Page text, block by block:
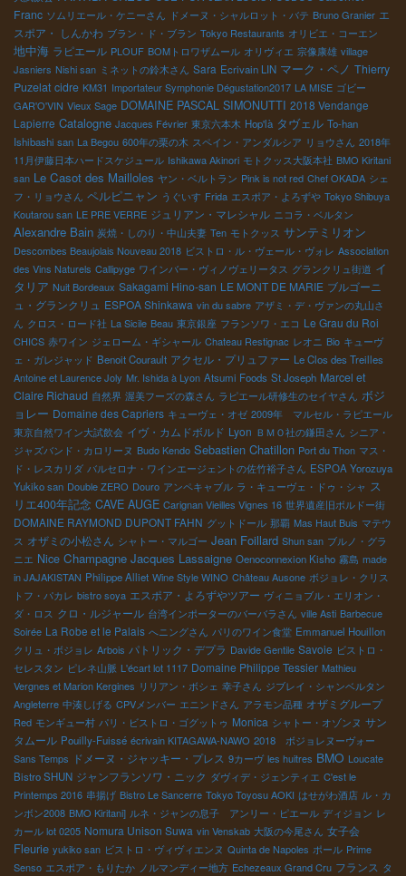
Franc ソムリエール・ケニーさん ドメーヌ・シャルロット・バテ Bruno Granier エ
スポア・ しんかわ ブラン・ド・ブラン Tokyo Restaurants オリビエ・コーエン
地中海 ラピエール PLOUF BOMトロワザムール オリヴィエ 宗像康雄 village
Jasniers Nishi san ミネットの鈴木さん Sara Ecrivain LIN マーク・ペノ Thierry
Puzelat cidre KM31 Importateur Symphonie Dégustation2017 LA MISE ゴビー
GAR'O'VIN Vieux Sage DOMAINE PASCAL SIMONUTTI 2018 Vendange
Lapierre Catalogne Jacques Février 東京六本木 Hop'là タヴェル To-han
Ishibashi san La Begou 600年の栗の木 スペイン・アンダルシア リョウさん 2018年
11月伊藤日本ハードスケジュール Ishikawa Akinori モトクッス大阪本社 BMO Kiritani
san Le Casot des Mailloles ヤン・ベルトラン Pink is not red Chef OKADA シェ
フ・リョウさん ペルピニャン うぐいす Frida エスポア・よろずや Tokyo Shibuya
Koutarou san LE PRE VERRE ジュリアン・マレシャル ニコラ・ベルタン
Alexandre Bain 炭焼・しのり・中山夫妻 Ten モトクッス サンテミリオン
Descombes Beaujolais Nouveau 2018 ビストロ・ル・ヴェール・ヴォレ Association
des Vins Naturels Callipyge ワインバー・ヴィノヴェリータス グランクリュ街道 イ
タリア Nuit Bordeaux Sakagami Hino-san LE MONT DE MARIE ブルゴーニ
ュ・グランクリュ ESPOA Shinkawa vin du sabre アザミ・デ・ヴァンの丸山さ
ん クロス・ロード社 La Sicile Beau 東京銀座 フランソワ・エコ Le Grau du Roi
CHICS 赤ワイン ジェローム・ギシャール Chateau Restignac レオニ Bio キューヴ
ェ・ガレジャッド Benoit Courault アクセル・プリュファー Le Clos des Treilles
Antoine et Laurence Joly Mr. Ishida à Lyon Atsumi Foods St Joseph Marcel et
Claire Richaud 自然界 渥美フーズの森さん ラピエール研修生のセイヤさん ボジ
ョレー Domaine des Capriers キューヴェ・オゼ 2009年 マルセル・ラピエール
東京自然ワイン大試飲会 イヴ・カムドボルド Lyon ＢＭＯ社の鎌田さん シニア・
ジャズバンド・カロリーヌ Budo Kendo Sebastien Chatillon Port du Thon マス・
ド・レスカリダ バルセロナ・ワインエージェントの佐竹裕子さん ESPOA Yorozuya
Yukiko san Double ZERO Douro アンペキャブル ラ・キューヴェ・ドゥ・シャ ス
リエ400年記念 CAVE AUGE Carignan Vieilles Vignes 16 世界遺産旧ボルドー街
DOMAINE RAYMOND DUPONT FAHN グットドール 那覇 Mas Haut Buis マテウ
ス オザミの小松さん シャトー・マルゴー Jean Foillard Shun san ブルノ・グラ
ニエ Nice Champagne Jacques Lassaigne Oenoconnexion Kisho 霧島 made
in JAJAKISTAN Philippe Alliet Wine Style WINO Château Ausone ボジョレ・クリス
トフ・パカレ bistro soya エスポア・よろずやツアー ヴィニョブル・エリオン・
ダ・ロス クロ・ルジャール 台湾インポーターのバーバラさん ville Asti Barbecue
Soirée La Robe et le Palais へニングさん パリのワイン食堂 Emmanuel Houillon
クリュ・ボジョレ Arbois パトリック・デプラ Davide Gentile Savoie ビストロ・
セレスタン ピレネ山脈 L'écart lot 1117 Domaine Philippe Tessier Mathieu
Vergnes et Marion Kergines リリアン・ボシェ 幸子さん ジブレイ・シャンベルタン
Angleterre 中湊しげる CPVメンバー エニンドさん アラモン品種 オザミグループ
Red モンギュー村 パリ・ビストロ・ゴグットゥ Monica シャトー・オゾンヌ サン
タムール Pouilly-Fuissé écrivain KITAGAWA-NAWO 2018 ボジョレヌーヴォー
Sans Temps ドメーヌ・ジャッキー・プレス 9カーヴ les huitres BMO Loucate
Bistro SHUN ジャンフランソワ・ニック ダヴィデ・ジェンティエ C'est le
Printemps 2016 串揚げ Bistro Le Sancerre Tokyo Toyosu AOKI はせがわ酒店 ル・カ
ンボン2008 BMO Kiritani] ルネ・ジャンの息子 アンリー・ピエール ディジョン レ
カール lot 0205 Nomura Unison Suwa vin Venskab 大阪の今尾さん 女子会
Fleurie yukiko san ビストロ・ヴィヴィエンヌ Quinta de Napoles ポール Prime
Senso エスポア・もりたか ノルマンディー地方 Echezeaux Grand Cru フランス タ